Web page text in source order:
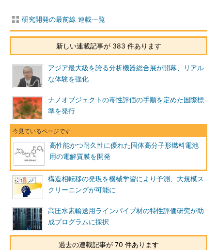
研究開発の最前線 連載一覧
新しい連載記事が 383 件あります
アジア最大級を誇る分析機器総合展が開幕、リアル
な体験を強化
ナノオブジェクトの毒性評価の手順を定めた国際標
準を発行
高性能かつ耐久性に優れた固体高分子形燃料電池
用の電解質膜を開発
構造相転移の発現を機械学習により予測、大規模ス
クリーニングが可能に
高圧水素輸送用ラインパイプ材の特性評価研究が助
成プログラムに採択
過去の連載記事が 70 件あります